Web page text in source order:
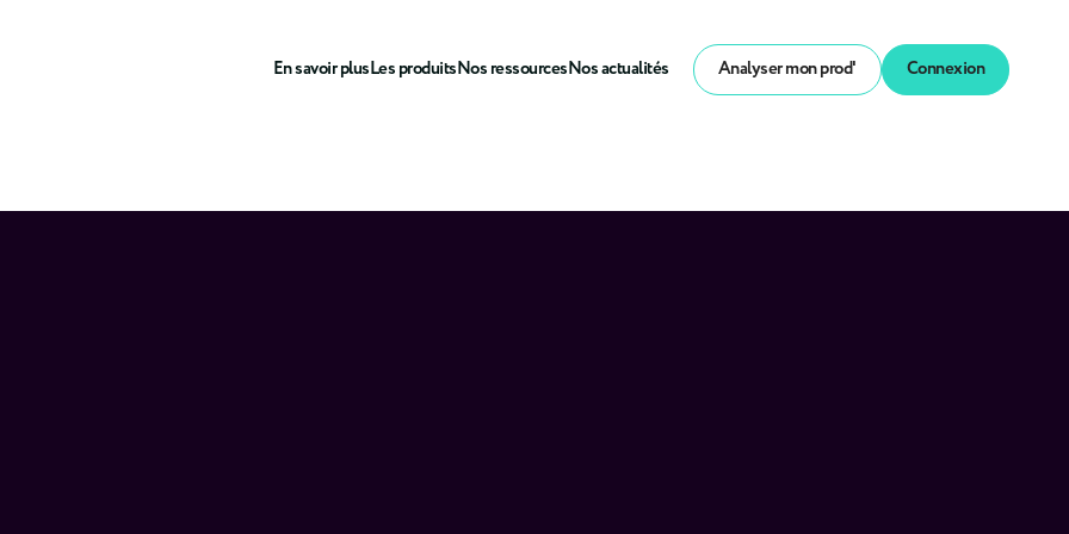
En savoir plusLes produitsNos ressourcesNos actualités Analyser mon prod' Connexion